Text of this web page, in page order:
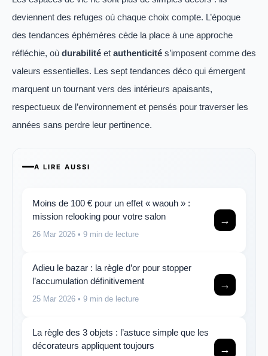
deviennent des refuges où chaque choix compte. L’époque
des tendances éphémères cède la place à une approche
réfléchie, où durabilité et authenticité s’imposent comme des
valeurs essentielles. Les sept tendances déco qui émergent
marquent un tournant vers des intérieurs apaisants,
respectueux de l’environnement et pensés pour traverser les
années sans perdre leur pertinence.
A LIRE AUSSI
Moins de 100 € pour un effet « waouh » :
mission relooking pour votre salon
26 Mar 2026 • 9 min de lecture
→
Adieu le bazar : la règle d’or pour stopper
l’accumulation définitivement
25 Mar 2026 • 9 min de lecture
→
La règle des 3 objets : l’astuce simple que les
décorateurs appliquent toujours
→